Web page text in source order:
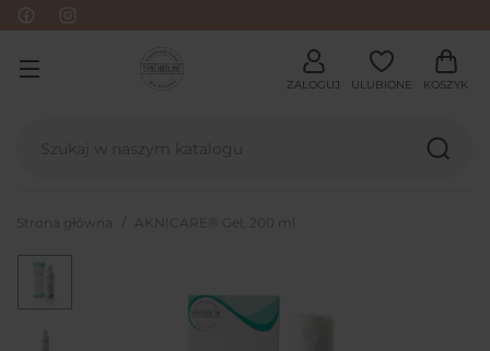
ZALOGUJ ULUBIONE KOSZYK
Strona główna AKNICARE® Gel, 200 ml